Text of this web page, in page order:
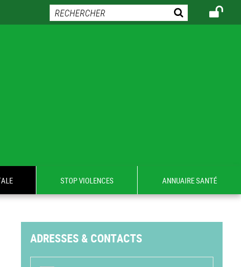
STOP VIOLENCES ANNUAIRE SANTÉ
ADRESSES & CONTACTS